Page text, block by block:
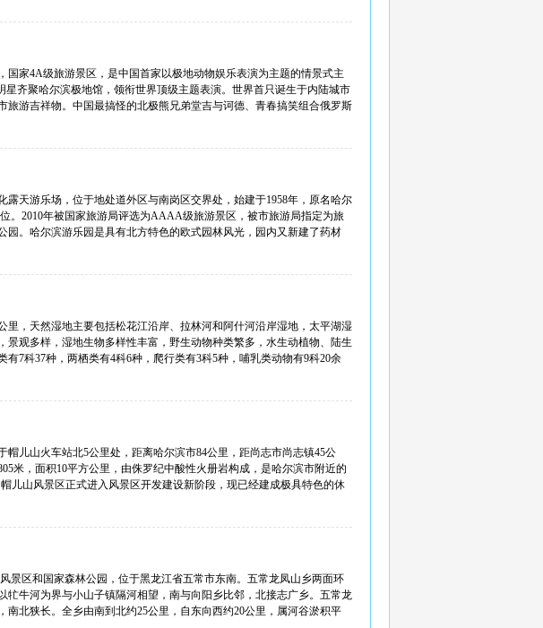
家4A级旅游景区，是中国首家以极地动物娱乐表演为主题的情景式主
齐聚哈尔滨极地馆，领衔世界顶级主题表演。世界首只诞生于内陆城市
游吉祥物。中国最搞怪的北极熊兄弟堂吉与诃德、青春搞笑组合俄罗斯
天游乐场，位于地处道外区与南岗区交界处，始建于1958年，原名哈尔
。2010年被国家旅游局评选为AAAA级旅游景区，被市旅游局指定为旅
。哈尔滨游乐园是具有北方特色的欧式园林风光，园内又新建了药材
里，天然湿地主要包括松花江沿岸、拉林河和阿什河沿岸湿地，太平湖湿
观多样，湿地生物多样性丰富，野生动物种类繁多，水生动植物、陆生
7科37种，两栖类有4科6种，爬行类有3科5种，哺乳类动物有9科20余
儿山火车站北5公里处，距离哈尔滨市84公里，距尚志市尚志镇45公
米，面积10平方公里，由侏罗纪中酸性火册岩构成，是哈尔滨市附近的
儿山风景区正式进入风景区开发建设新阶段，现已经建成极具特色的休
景区和国家森林公园，位于黑龙江省五常市东南。五常龙凤山乡两面环
牛河为界与小山子镇隔河相望，南与向阳乡比邻，北接志广乡。五常龙
北狭长。全乡由南到北约25公里，自东向西约20公里，属河谷淤积平